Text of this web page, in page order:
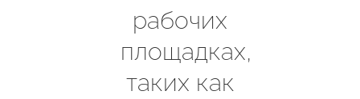
Контакты
рабочих
площадках,
таких как